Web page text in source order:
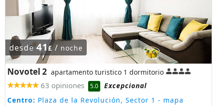
desde41£/ noche
Novotel 2 apartamento turistico 1 dormitorio
63 opiniones 5.0
Excepcional
Centro: Plaza de la Revolución, Sector 1 - mapa